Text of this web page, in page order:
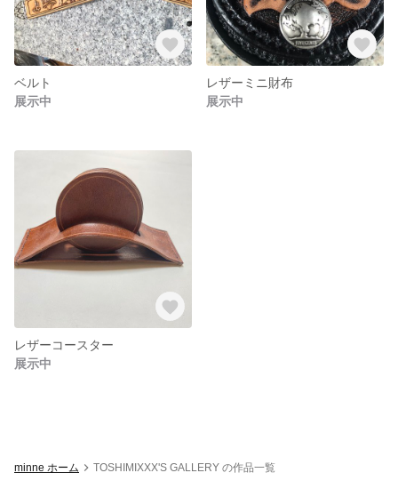
ベルト
展示中
レザーミニ財布
展示中
レザーコースター
展示中
minne ホーム TOSHIMIXXX'S GALLERY の作品一覧